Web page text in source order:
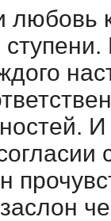
любовь